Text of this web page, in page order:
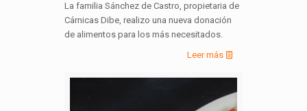
La familia Sánchez de Castro, propietaria de
Cárnicas Dibe, realizo una nueva donación
de alimentos para los más necesitados.
Leer más